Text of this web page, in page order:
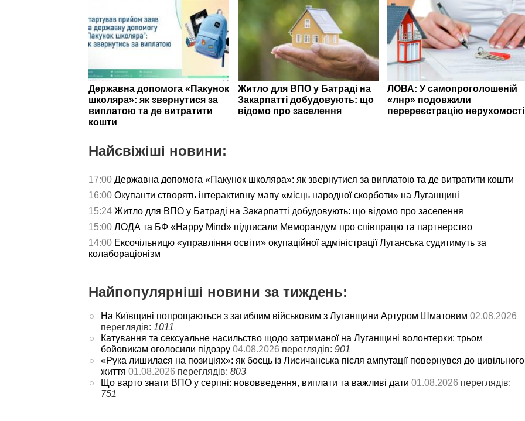
Державна допомога «Пакунок
школяра»: як звернутися за
виплатою та де витратити
кошти
Житло для ВПО у Батраді на
Закарпатті добудовують: що
відомо про заселення
ЛОВА: У самопроголошеній
«лнр» подовжили
перереєстрацію нерухомості
Найсвіжіші новини:
17:00 Державна допомога «Пакунок школяра»: як звернутися за виплатою та де витратити кошти
16:00 Окупанти створять інтерактивну мапу «місць народної скорботи» на Луганщині
15:24 Житло для ВПО у Батраді на Закарпатті добудовують: що відомо про заселення
15:00 ЛОДА та БФ «Happy Mind» підписали Меморандум про співпрацю та партнерство
14:00 Ексочільницю «управління освіти» окупаційної адміністрації Луганська судитимуть за
колабораціонізм
Найпопулярніші новини за тиждень:
На Київщині попрощаються з загиблим військовим з Луганщини Артуром Шматовим 02.08.2026
переглядів: 1011
Катування та сексуальне насильство щодо затриманої на Луганщині волонтерки: трьом
бойовикам оголосили підозру 04.08.2026 переглядів: 901
«Рука лишилася на позиціях»: як боєць із Лисичанська після ампутації повернувся до цивільного
життя 01.08.2026 переглядів: 803
Що варто знати ВПО у серпні: нововведення, виплати та важливі дати 01.08.2026 переглядів:
751